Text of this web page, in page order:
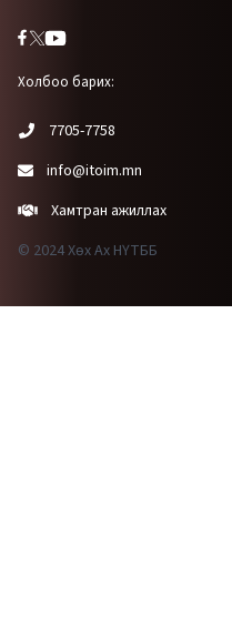
Холбоо барих:
7705-7758
info@itoim.mn
Хамтран ажиллах
© 2024 Хөх Ах НҮТББ